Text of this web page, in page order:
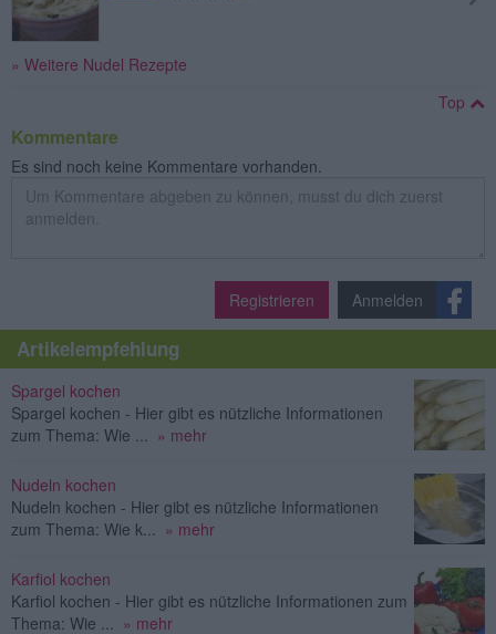
» Weitere Nudel Rezepte
Top
Kommentare
Es sind noch keine Kommentare vorhanden.
Registrieren Anmelden
Artikelempfehlung
Spargel kochen
Spargel kochen - Hier gibt es nützliche Informationen
zum Thema: Wie ... » mehr
Nudeln kochen
Nudeln kochen - Hier gibt es nützliche Informationen
zum Thema: Wie k... » mehr
Karfiol kochen
Karfiol kochen - Hier gibt es nützliche Informationen zum
Thema: Wie ... » mehr